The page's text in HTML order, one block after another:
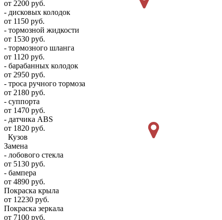
от 2200 руб.
- дисковых колодок
от 1150 руб.
- тормозной жидкости
от 1530 руб.
- тормозного шланга
от 1120 руб.
- барабанных колодок
от 2950 руб.
- троса ручного тормоза
от 2180 руб.
- суппорта
от 1470 руб.
- датчика ABS
от 1820 руб.
Кузов
Замена
- лобового стекла
от 5130 руб.
- бампера
от 4890 руб.
Покраска крыла
от 12230 руб.
Покраска зеркала
от 7100 руб.